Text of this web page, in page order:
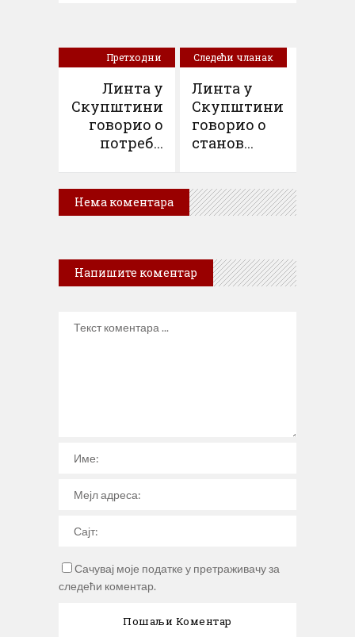
Претходни
Линта у
Скупштини
говорио о
потреб...
Следећи чланак
Линта у
Скупштини
говорио о
станов...
Нема коментара
Напишите коментар
Сачувај моје податке у претраживачу за
следећи коментар.